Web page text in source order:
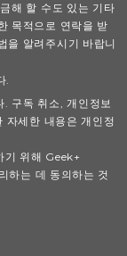
해 할 수도 있는 기타
목적으로 연락을 받
을 알려주시기 바랍니
.
. 구독 취소, 개인정보
자세한 내용은 개인정
기 위해 Geek+
하는 데 동의하는 것